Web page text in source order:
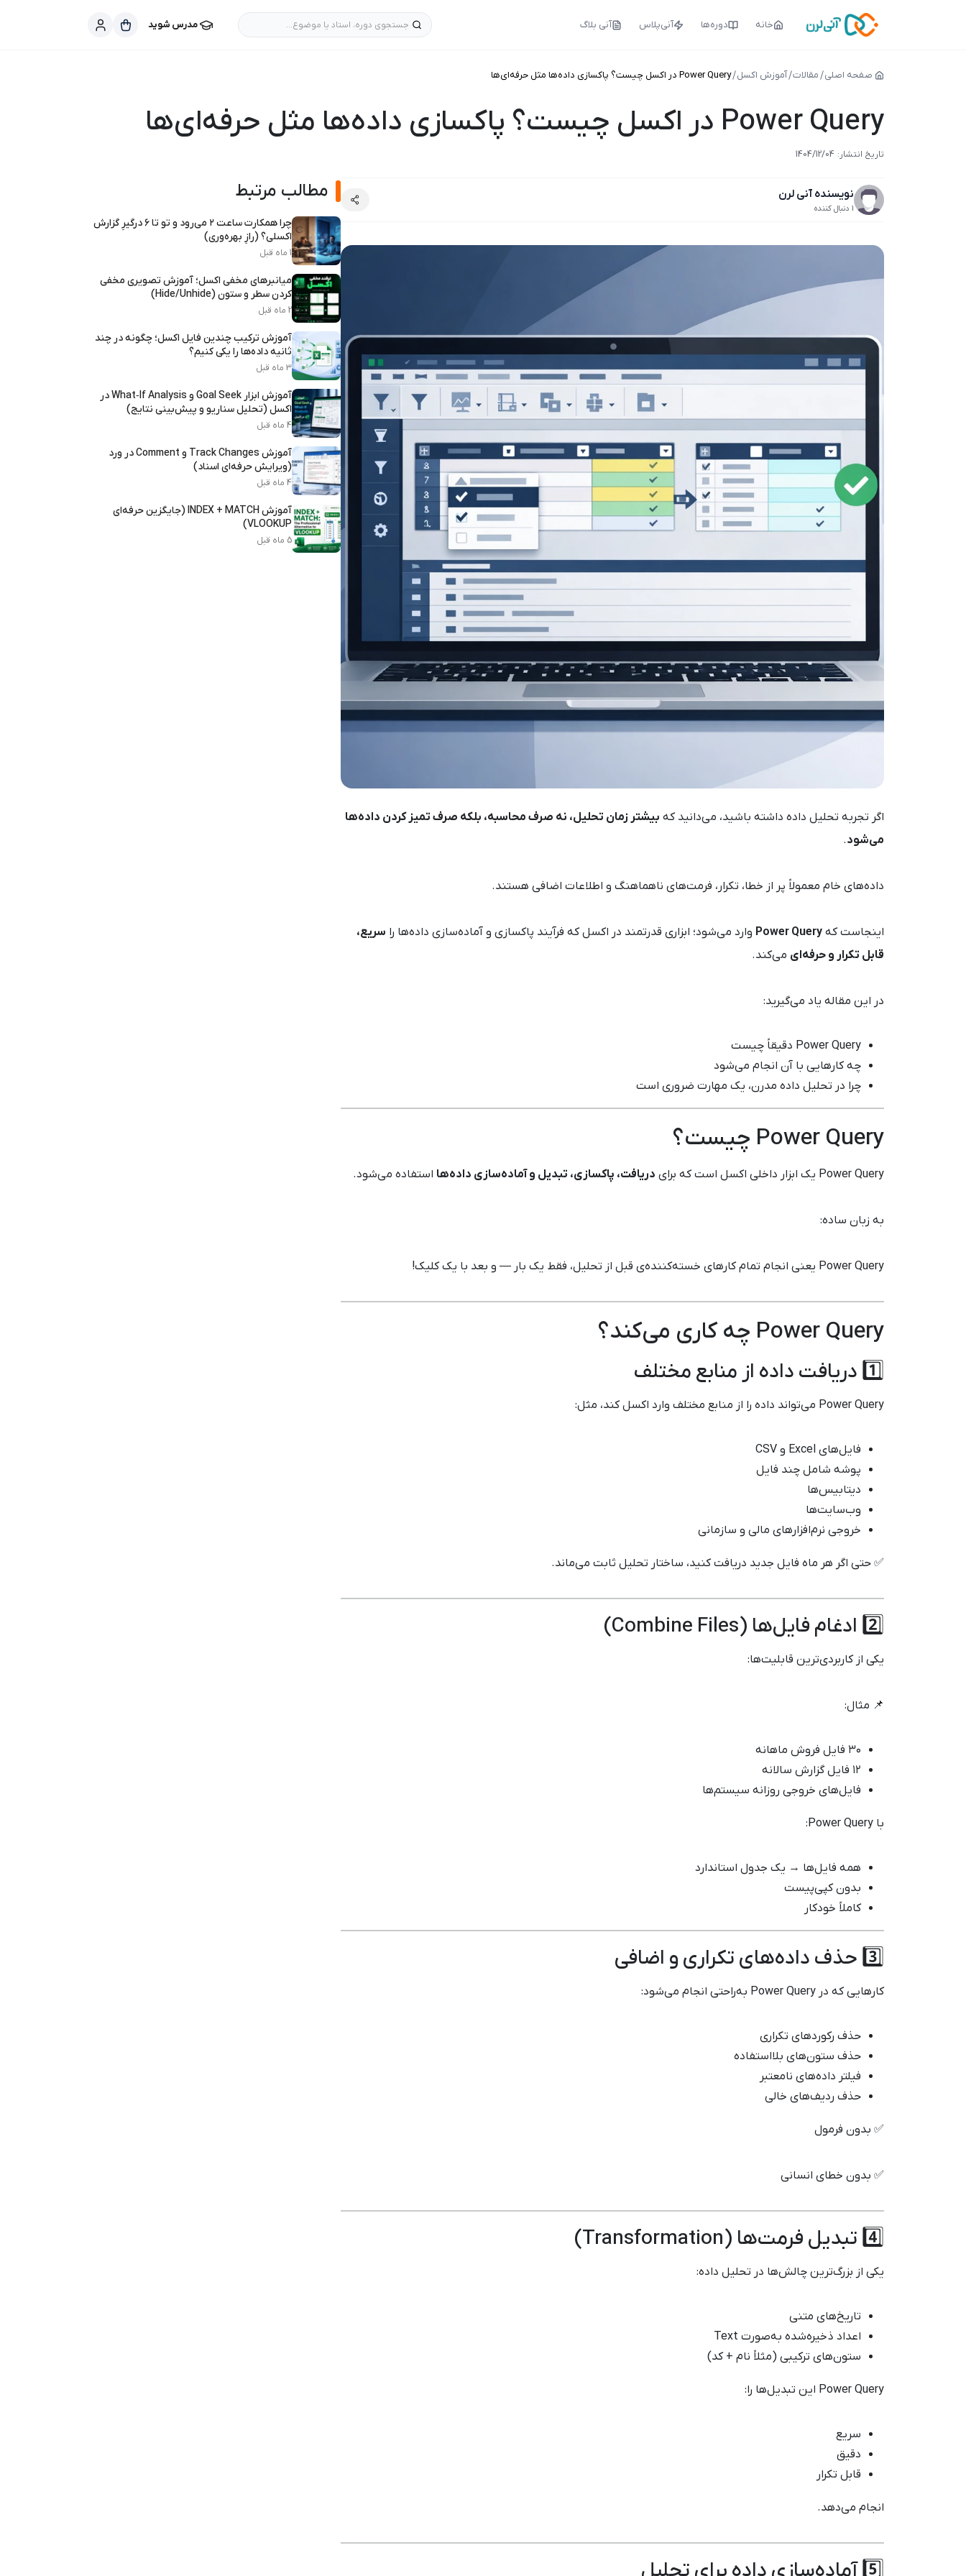
خانه دوره‌ها آنی‌پلاس آنی بلاگ جستجوی دوره، استاد یا موضوع... مدرس شوید
صفحه اصلی مقالات آموزش اکسل Power Query در اکسل چیست؟ پاکسازی داده‌ها مثل حرفه‌ای‌ها
Power Query در اکسل چیست؟ پاکسازی داده‌ها مثل حرفه‌ای‌ها
تاریخ انتشار: 1404/11/09
1404/12/04
نویسنده آنی لرن
1 دنبال کننده
اگر تجربه تحلیل داده داشته باشید، می‌دانید که بیشتر زمان تحلیل، نه صرف محاسبه، بلکه صرف تمیز کردن داده‌ها
می‌شود.
داده‌های خام معمولاً پر از خطا، تکرار، فرمت‌های ناهماهنگ و اطلاعات اضافی هستند.
اینجاست که Power Query وارد می‌شود؛ ابزاری قدرتمند در اکسل که فرآیند پاکسازی و آماده‌سازی داده‌ها را سریع،
قابل تکرار و حرفه‌ای می‌کند.
در این مقاله یاد می‌گیرید:
Power Query دقیقاً چیست
چه کارهایی با آن انجام می‌شود
چرا در تحلیل داده مدرن، یک مهارت ضروری است
Power Query چیست؟
Power Query یک ابزار داخلی اکسل است که برای دریافت، پاکسازی، تبدیل و آماده‌سازی داده‌ها استفاده می‌شود.
به زبان ساده:
Power Query یعنی انجام تمام کارهای خسته‌کننده‌ی قبل از تحلیل، فقط یک بار — و بعد با یک کلیک!
Power Query چه کاری می‌کند؟
1️⃣ دریافت داده از منابع مختلف
Power Query می‌تواند داده را از منابع مختلف وارد اکسل کند، مثل:
فایل‌های Excel و CSV
پوشه شامل چند فایل
دیتابیس‌ها
وب‌سایت‌ها
خروجی نرم‌افزارهای مالی و سازمانی
✅ حتی اگر هر ماه فایل جدید دریافت کنید، ساختار تحلیل ثابت می‌ماند.
2️⃣ ادغام فایل‌ها (Combine Files)
یکی از کاربردی‌ترین قابلیت‌ها:
📌 مثال:
۳۰ فایل فروش ماهانه
۱۲ فایل گزارش سالانه
فایل‌های خروجی روزانه سیستم‌ها
با Power Query:
همه فایل‌ها → یک جدول استاندارد
بدون کپی‌پیست
کاملاً خودکار
3️⃣ حذف داده‌های تکراری و اضافی
کارهایی که در Power Query به‌راحتی انجام می‌شود:
حذف رکوردهای تکراری
حذف ستون‌های بلااستفاده
فیلتر داده‌های نامعتبر
حذف ردیف‌های خالی
✅ بدون فرمول
✅ بدون خطای انسانی
4️⃣ تبدیل فرمت‌ها (Transformation)
یکی از بزرگ‌ترین چالش‌ها در تحلیل داده:
تاریخ‌های متنی
اعداد ذخیره‌شده به‌صورت Text
ستون‌های ترکیبی (مثلاً نام + کد)
Power Query این تبدیل‌ها را:
سریع
دقیق
قابل تکرار
انجام می‌دهد.
مطالب مرتبط
چرا همکارت ساعت ۲ می‌رود و تو تا ۶ درگیرِ گزارش
اکسلی؟ (رازِ بهره‌وری)
1 ماه قبل
میانبرهای مخفی اکسل؛ آموزش تصویری مخفی
کردن سطر و ستون (Hide/Unhide)
2 ماه قبل
آموزش ترکیب چندین فایل اکسل؛ چگونه در چند
ثانیه داده‌ها را یکی کنیم؟
3 ماه قبل
آموزش ابزار Goal Seek و What‑If Analysis در
اکسل (تحلیل سناریو و پیش‌بینی نتایج)
4 ماه قبل
آموزش Track Changes و Comment در ورد
(ویرایش حرفه‌ای اسناد)
4 ماه قبل
آموزش INDEX + MATCH (جایگزین حرفه‌ای
VLOOKUP)
5 ماه قبل